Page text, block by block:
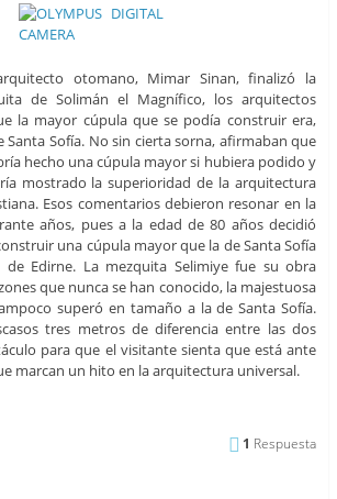
otomano, Mimar Sinan, finalizó la
de Solimán el Magnífico, los arquitectos
la mayor cúpula que se podía construir era,
Santa Sofía. No sin cierta sorna, afirmaban que
hecho una cúpula mayor si hubiera podido y
mostrado la superioridad de la arquitectura
Esos comentarios debieron resonar en la
años, pues a la edad de 80 años decidió
una cúpula mayor que la de Santa Sofía
Edirne. La mezquita Selimiye fue su obra
que nunca se han conocido, la majestuosa
superó en tamaño a la de Santa Sofía.
tres metros de diferencia entre las dos
para que el visitante sienta que está ante
marcan un hito en la arquitectura universal.
1 Respuesta